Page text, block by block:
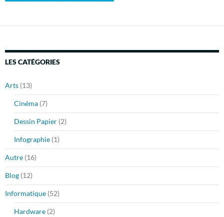
LES CATÉGORIES
Arts (13)
Cinéma (7)
Dessin Papier (2)
Infographie (1)
Autre (16)
Blog (12)
Informatique (52)
Hardware (2)